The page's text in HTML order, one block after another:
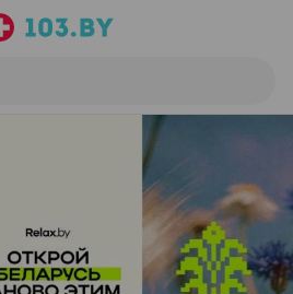
РЕКЛАМА НА САЙТЕ